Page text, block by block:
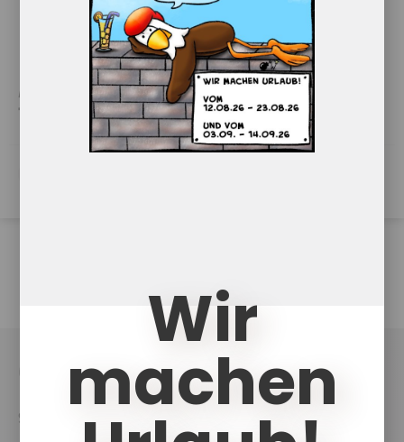
Multiplikatoren-Weiterbildung
Terminreihe 4
UKCouch
Shop
Wir
machen